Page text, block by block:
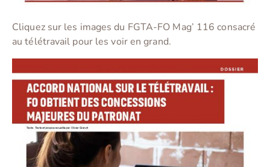
Cliquez sur les images du FGTA-FO Mag’ 116 consacré
au télétravail pour les voir en grand.